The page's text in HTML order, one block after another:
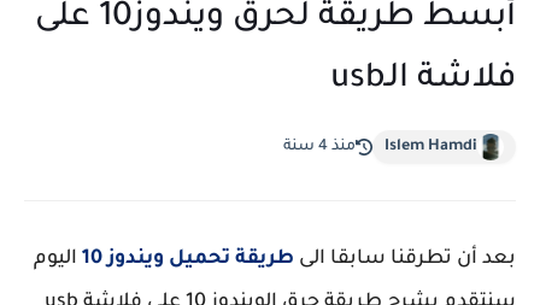
أبسط طريقة لحرق ويندوز10 على
فلاشة الـusb
Islem Hamdi منذ 4 سنة
بعد أن تطرقنا سابقا الى طريقة تحميل ويندوز 10
اليوم